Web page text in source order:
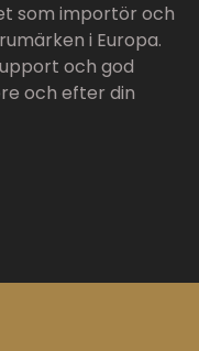
som importör och
i Europa.
och god
och efter din